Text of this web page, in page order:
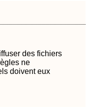
des fichiers
ne
doivent eux